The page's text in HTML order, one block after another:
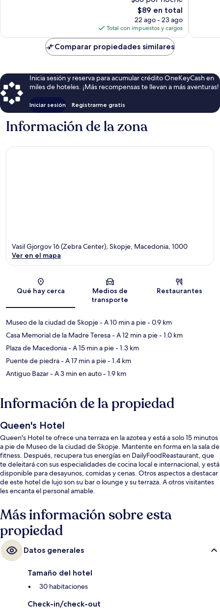
El
precio
actual
es
de
$89
$89 en total
22 ago - 23 ago
Total con impuestos y cargos
Comparar propiedades similares
Inicia sesión y reserva para acumular crédito OneKeyCash en
miles de hoteles. ¡Más recompensas te llevan a más aventuras!
Iniciar sesión Registrarme gratis
Información de la zona
Sección del mapa
Vasil Gjorgov 16 (Zebra Center), Skopje, Macedonia, 1000
Ver en el mapa
Qué hay cerca
Medios de
transporte
Restaurantes
Museo de la ciudad de Skopje- A 10 min a pie- 0.9 km
Casa Memorial de la Madre Teresa- A 12 min a pie- 1.0 km
Plaza de Macedonia- A 15 min a pie- 1.3 km
Puente de piedra- A 17 min a pie- 1.4 km
Antiguo Bazar- A 3 min en auto- 1.9 km
Información de la propiedad
Queen's Hotel
Queen's Hotel te ofrece una terraza en la azotea y está a solo 15 minutos
a pie de Museo de la ciudad de Skopje. Mantente en forma en la sala de
fitness. Después, recupera tus energías en DailyFoodReastaurant, que
te deleitará con sus especialidades de cocina local e internacional, y está
disponible para desayunos, comidas y cenas. Otros aspectos a destacar
de este hotel de lujo son su bar o lounge y su terraza. A otros visitantes
les encanta el personal amable.
Más información sobre esta
propiedad
Datos generales
Tamaño del hotel
30 habitaciones
Check-in/check-out